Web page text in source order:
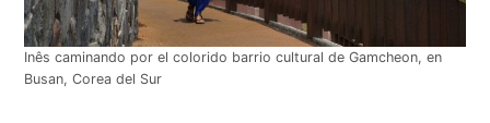
Inês caminando por el colorido barrio cultural de Gamcheon, en
Busan, Corea del Sur